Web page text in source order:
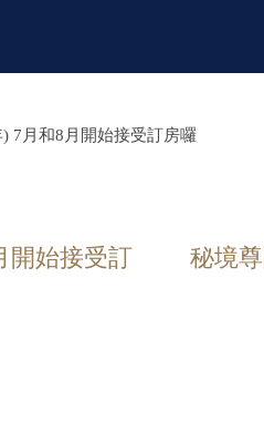
) 7月和8月開始接受訂房囉
開始接受訂
秘境